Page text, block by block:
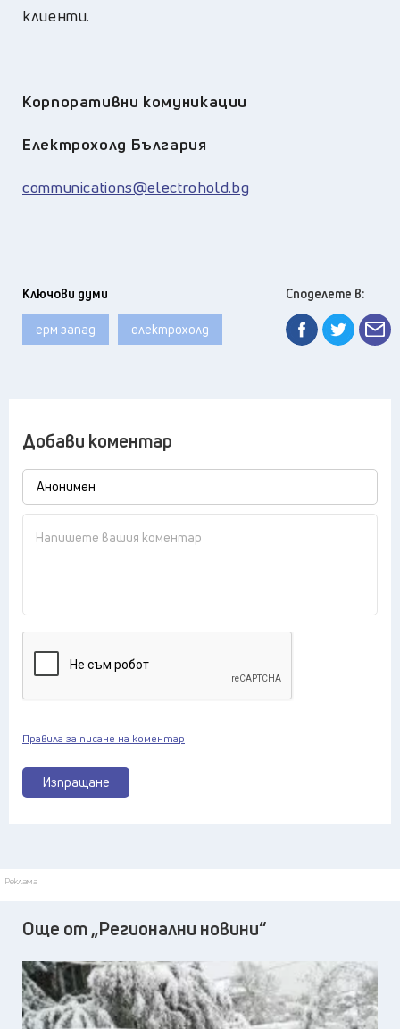
клиенти.
Корпоративни комуникации
Електрохолд България
communications@electrohold.bg
Ключови думи
ерм запад електрохолд
Споделете в:
Добави коментар
Изпращане
Правила за писане на коментар
Реклама
Още от „Регионални новини“